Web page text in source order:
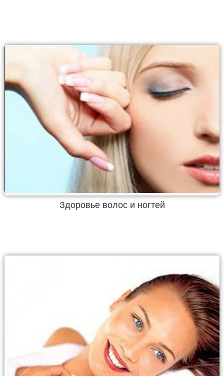
Здоровье волос и ногтей